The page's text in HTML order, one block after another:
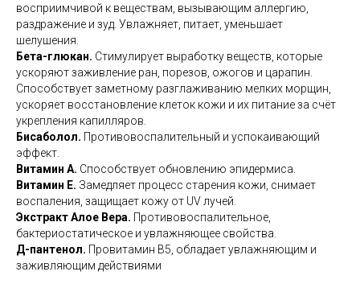
восприимчивой к веществам, вызывающим аллергию,
раздражение и зуд. Увлажняет, питает, уменьшает
шелушения.
Бета-глюкан. Стимулирует выработку веществ, которые
ускоряют заживление ран, порезов, ожогов и царапин.
Способствует заметному разглаживанию мелких морщин,
ускоряет восстановление клеток кожи и их питание за счёт
укрепления капилляров.
Бисаболол. Противовоспалительный и успокаивающий
эффект.
Витамин А. Способствует обновлению эпидермиса.
Витамин Е. Замедляет процесс старения кожи, снимает
воспаления, защищает кожу от UV лучей.
Экстракт Алое Вера. Противовоспалительное,
бактериостатическое и увлажняющее свойства.
Д-пантенол. Провитамин В5, обладает увлажняющим и
заживляющим действиями